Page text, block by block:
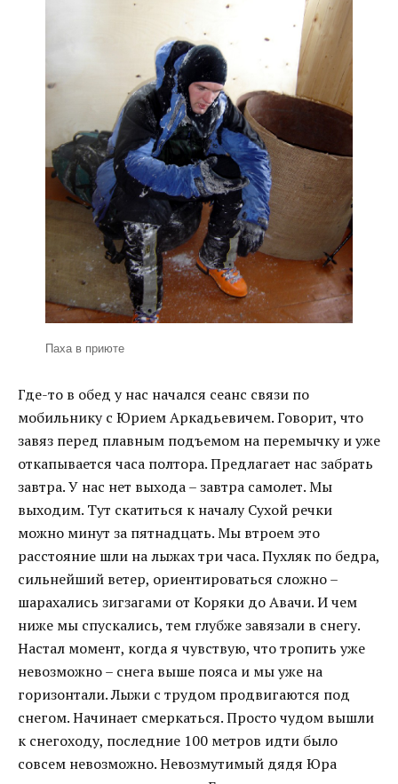
Паха в приюте
Где-то в обед у нас начался сеанс связи по
мобильнику с Юрием Аркадьевичем. Говорит, что
завяз перед плавным подъемом на перемычку и уже
откапывается часа полтора. Предлагает нас забрать
завтра. У нас нет выхода – завтра самолет. Мы
выходим. Тут скатиться к началу Сухой речки
можно минут за пятнадцать. Мы втроем это
расстояние шли на лыжах три часа. Пухляк по бедра,
сильнейший ветер, ориентироваться сложно –
шарахались зигзагами от Коряки до Авачи. И чем
ниже мы спускались, тем глубже завязали в снегу.
Настал момент, когда я чувствую, что тропить уже
невозможно – снега выше пояса и мы уже на
горизонтали. Лыжи с трудом продвигаются под
снегом. Начинает смеркаться. Просто чудом вышли
к снегоходу, последние 100 метров идти было
совсем невозможно. Невозмутимый дядя Юра